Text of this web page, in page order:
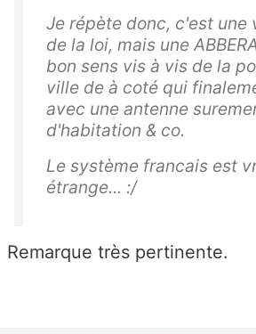
Je répète donc, c'est une
de la loi, mais une
bon sens vis à vis de la
ville de à coté qui
avec une antenne
d'habitation & co.
Le système francais est
étrange... :/
Remarque très pertinente.